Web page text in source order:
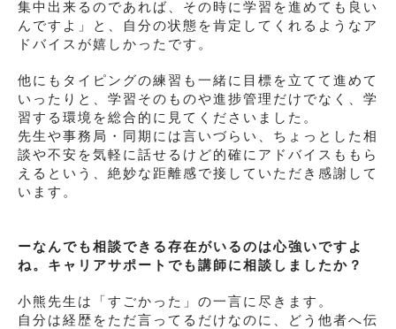
集中出来るのであれば、その時に学習を進めても良い
んですよ」と、自分の状態を肯定してくれるようなア
ドバイスが嬉しかったです。
他にもタイピングの練習も一緒に目標を立てて進めて
いったりと、学習そのものや進捗管理だけでなく、学
習する環境を総合的に見てくださいました。
先生や事務局・同期には言いづらい、ちょっとした相
談や不安を気軽に話せるけど的確にアドバイスももら
えるという、絶妙な距離感で接していただき感謝して
います。
ーなんでも相談できる存在がいるのは心強いですよ
ね。キャリアサポートでも講師に相談しましたか？
小熊先生は「すごかった」の一言に尽きます。
自分は経歴をただ言ってるだけなのに、どう他者へ伝